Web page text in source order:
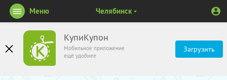
КупиКупон
Мобильное приложение
ещё удобнее
Загрузить
Меню Челябинск